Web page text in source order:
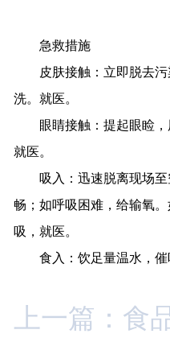
急救措施
皮肤接触：立即脱去
洗。就医。
眼睛接触：提起眼睑
就医。
吸入：迅速脱离现场
畅；如呼吸困难，给输氧
吸，就医。
食入：饮足量温水，催
上一篇：食